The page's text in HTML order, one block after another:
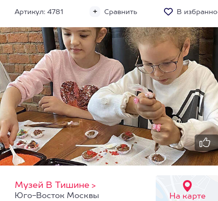
Артикул: 4781 Сравнить В
Музей В Тишине >
На карте
Юго-Восток Москвы